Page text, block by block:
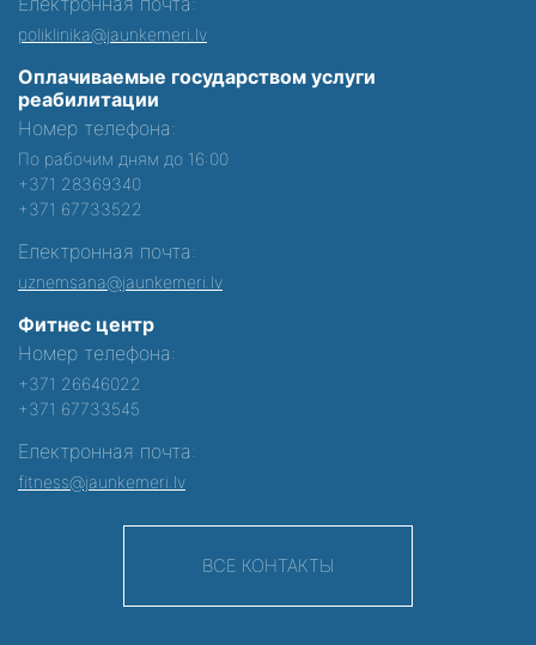
poliklinika@jaunkemeri.lv
Оплачиваемые государством услуги
реабилитации
Номер телефона:
По рабочим дням до 16:00
+371 28369340
+371 67733522
Електронная почта:
uznemsana@jaunkemeri.lv
Фитнес центр
Номер телефона:
+371 26646022
+371 67733545
Електронная почта:
fitness@jaunkemeri.lv
ВСЕ КОНТАКТЫ